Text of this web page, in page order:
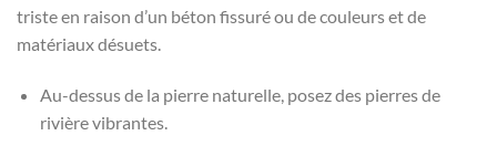
triste en raison d’un béton fissuré ou de couleurs et de
matériaux désuets.
Au-dessus de la pierre naturelle, posez des pierres de
rivière vibrantes.